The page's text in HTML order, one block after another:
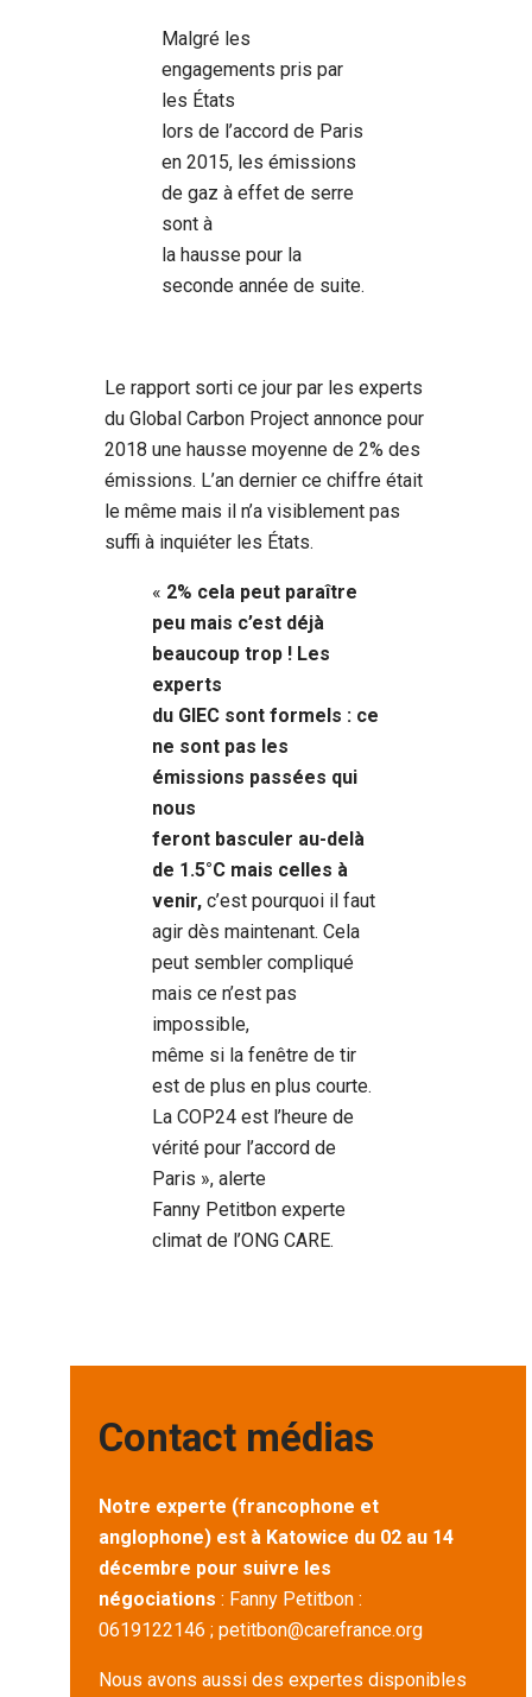
Malgré les
engagements pris par
les États
lors de l’accord de Paris
en 2015, les émissions
de gaz à effet de serre
sont à
la hausse pour la
seconde année de suite.
Le rapport sorti ce jour par les experts
du Global Carbon Project annonce pour
2018 une hausse moyenne de 2% des
émissions. L’an dernier ce chiffre était
le même mais il n’a visiblement pas
suffi à inquiéter les États.
« 2% cela peut paraître
peu mais c’est déjà
beaucoup trop ! Les
experts
du GIEC sont formels : ce
ne sont pas les
émissions passées qui
nous
feront basculer au-delà
de 1.5°C mais celles à
venir, c’est pourquoi il faut
agir dès maintenant. Cela
peut sembler compliqué
mais ce n’est pas
impossible,
même si la fenêtre de tir
est de plus en plus courte.
La COP24 est l’heure de
vérité pour l’accord de
Paris », alerte
Fanny Petitbon experte
climat de l’ONG CARE.
Contact médias
Notre experte (francophone et
anglophone) est à Katowice du 02 au 14
décembre pour suivre les
négociations : Fanny Petitbon :
0619122146 ; petitbon@carefrance.org
Nous avons aussi des expertes disponibles